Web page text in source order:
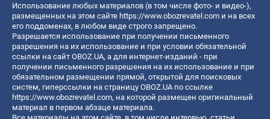
Использование любых материалов (в том числе фото- и видео-),
размещенных на этом сайте https://www.obozrevatel.com и на всех
его поддоменах, в любом виде строго запрещено.
Разрешается использование при получении письменного
разрешения на их использование и при условии обязательной
ссылки на сайт OBOZ.UA, а для интернет-изданий - при
получении письменного разрешения на их использование и при
обязательном размещении прямой, открытой для поисковых
систем, гиперссылки на страницу OBOZ.UA по ссылке
https://www.obozrevatel.com, на которой размещен оригинальный
материал в первом абзаце материала.